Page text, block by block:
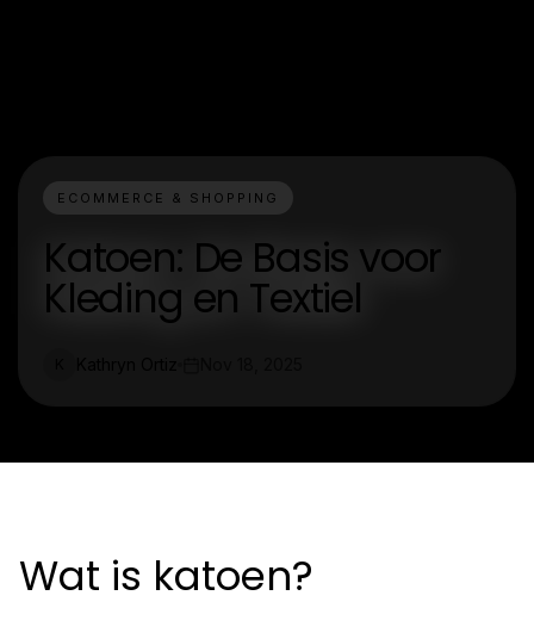
ECOMMERCE & SHOPPING
Katoen: De Basis voor
Kleding en Textiel
Wat is katoen?